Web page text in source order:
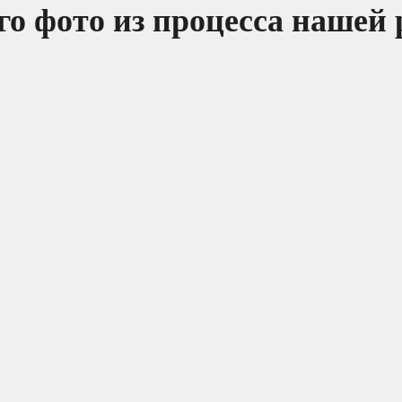
фото из процесса нашей